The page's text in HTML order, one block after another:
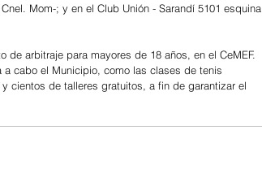
Mom-; y en el Club Unión - Sarandí 5101 esquina
arbitraje para mayores de 18 años, en el CeMEF.
cabo el Municipio, como las clases de tenis
cientos de talleres gratuitos, a fin de garantizar el